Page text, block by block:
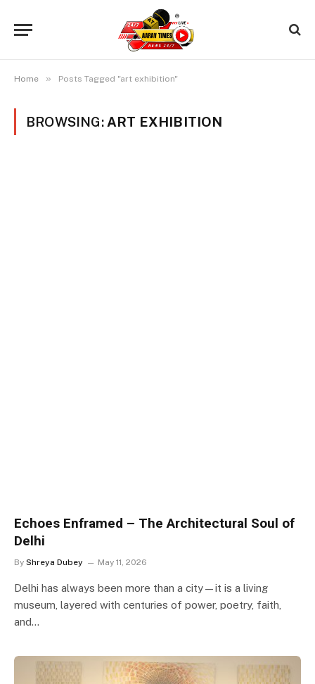
Home » Posts Tagged "art exhibition"
BROWSING: ART EXHIBITION
Echoes Enframed – The Architectural Soul of
Delhi
By Shreya Dubey May 11, 2026
Delhi has always been more than a city—it is a living
museum, layered with centuries of power, poetry, faith,
and…